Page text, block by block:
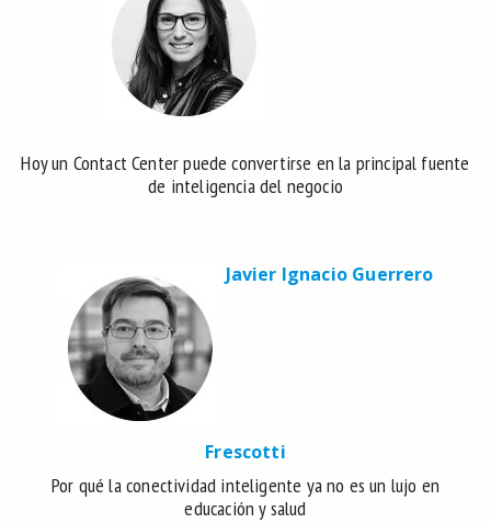
Hoy un Contact Center puede convertirse en la principal fuente
de inteligencia del negocio
Javier Ignacio Guerrero
Frescotti
Por qué la conectividad inteligente ya no es un lujo en
educación y salud